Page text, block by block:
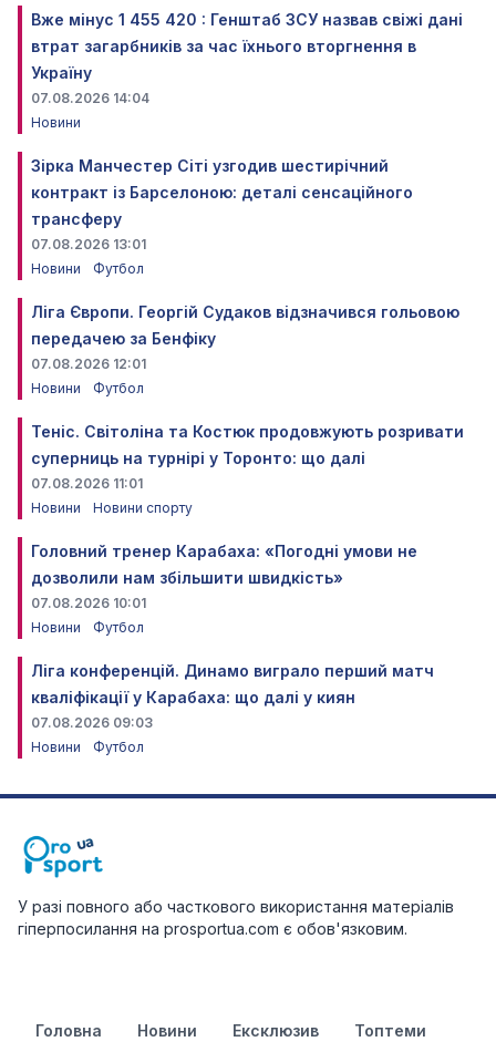
Вже мінус 1 455 420 : Генштаб ЗСУ назвав свіжі дані
втрат загарбників за час їхнього вторгнення в
Україну
07.08.2026 14:04
Новини
Зірка Манчестер Сіті узгодив шестирічний
контракт із Барселоною: деталі сенсаційного
трансферу
07.08.2026 13:01
Новини
Футбол
Ліга Європи. Георгій Судаков відзначився гольовою
передачею за Бенфіку
07.08.2026 12:01
Новини
Футбол
Теніс. Світоліна та Костюк продовжують розривати
суперниць на турнірі у Торонто: що далі
07.08.2026 11:01
Новини
Новини спорту
Головний тренер Карабаха: «Погодні умови не
дозволили нам збільшити швидкість»
07.08.2026 10:01
Новини
Футбол
Ліга конференцій. Динамо виграло перший матч
кваліфікації у Карабаха: що далі у киян
07.08.2026 09:03
Новини
Футбол
У разі повного або часткового використання матеріалів
гіперпосилання на prosportua.com є обов'язковим.
Головна Новини Ексклюзив Топтеми